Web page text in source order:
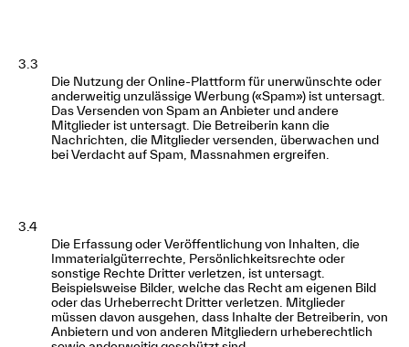
3.3
Die Nutzung der Online-Plattform für unerwünschte oder
anderweitig unzulässige Werbung («Spam») ist untersagt.
Das Versenden von Spam an Anbieter und andere
Mitglieder ist untersagt. Die Betreiberin kann die
Nachrichten, die Mitglieder versenden, überwachen und
bei Verdacht auf Spam, Massnahmen ergreifen.
3.4
Die Erfassung oder Veröffentlichung von Inhalten, die
Immaterialgüterrechte, Persönlichkeitsrechte oder
sonstige Rechte Dritter verletzen, ist untersagt.
Beispielsweise Bilder, welche das Recht am eigenen Bild
oder das Urheberrecht Dritter verletzen. Mitglieder
müssen davon ausgehen, dass Inhalte der Betreiberin, von
Anbietern und von anderen Mitgliedern urheberechtlich